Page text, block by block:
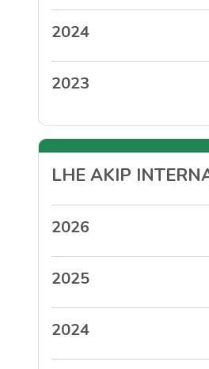
2024
2023
LHE AKIP
2026
2025
2024